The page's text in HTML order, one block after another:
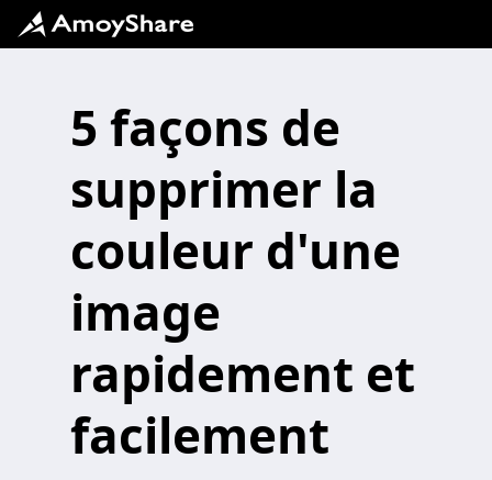
5 façons de
supprimer la
couleur d'une
image
rapidement et
facilement